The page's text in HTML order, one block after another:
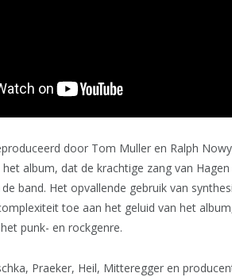
door Tom Muller en Ralph
album, dat de krachtige zang van
band. Het opvallende gebruik van
toe aan het geluid van het
punk- en rockgenre.
Praeker, Heil, Mitteregger en